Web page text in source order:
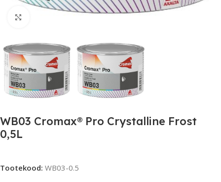
WB03 Cromax® Pro Crystalline Frost
0,5L
Tootekood: WB03-0.5